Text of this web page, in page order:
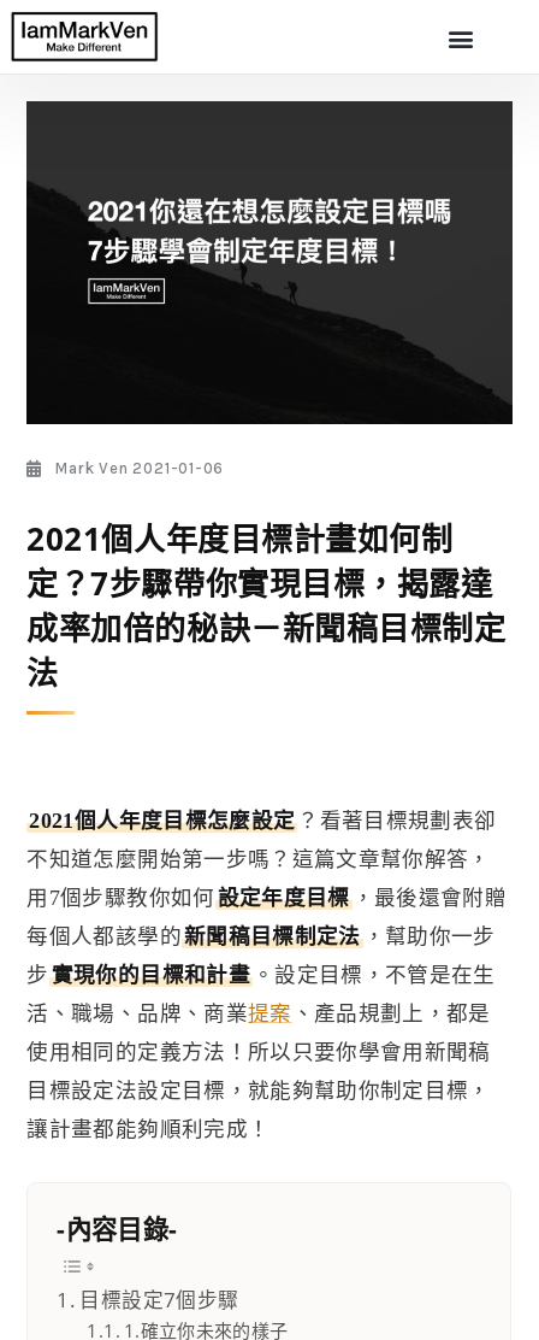
Mark Ven 2021-01-06
2021個人年度目標計畫如何制
定？7步驟帶你實現目標，揭露達
成率加倍的秘訣－新聞稿目標制定
法
2021個人年度目標怎麼設定 ？看著目標規劃表卻
不知道怎麼開始第一步嗎？這篇文章幫你解答，
用 7個步驟教你如何設定年度目標，最後還會附贈
每個人都該學的新聞稿目標制定法，幫助你一步
步實現你的目標和計畫。設定目標，不管是在生
活、職場、品牌、商業提案 、產品規劃上，都是
使用相同的定義方法！所以只要你學會用新聞稿
目標設定法設定目標，就能夠幫助你制定目標，
讓計畫都能夠順利完成！
-內容目錄-
目標設定7個步驟
1.確立你未來的樣子